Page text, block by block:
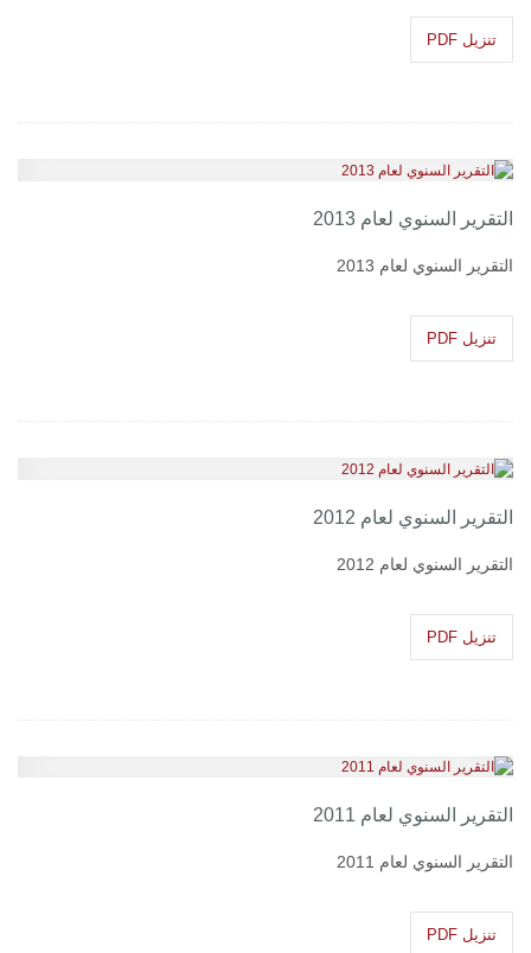
تنزيل PDF
التقرير السنوي لعام 2013
التقرير السنوي لعام 2013
تنزيل PDF
التقرير السنوي لعام 2012
التقرير السنوي لعام 2012
تنزيل PDF
التقرير السنوي لعام 2011
التقرير السنوي لعام 2011
تنزيل PDF